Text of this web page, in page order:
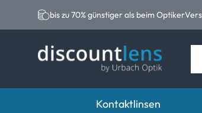
bis zu 70% günstiger als beim Optiker
Kontaktlinsen